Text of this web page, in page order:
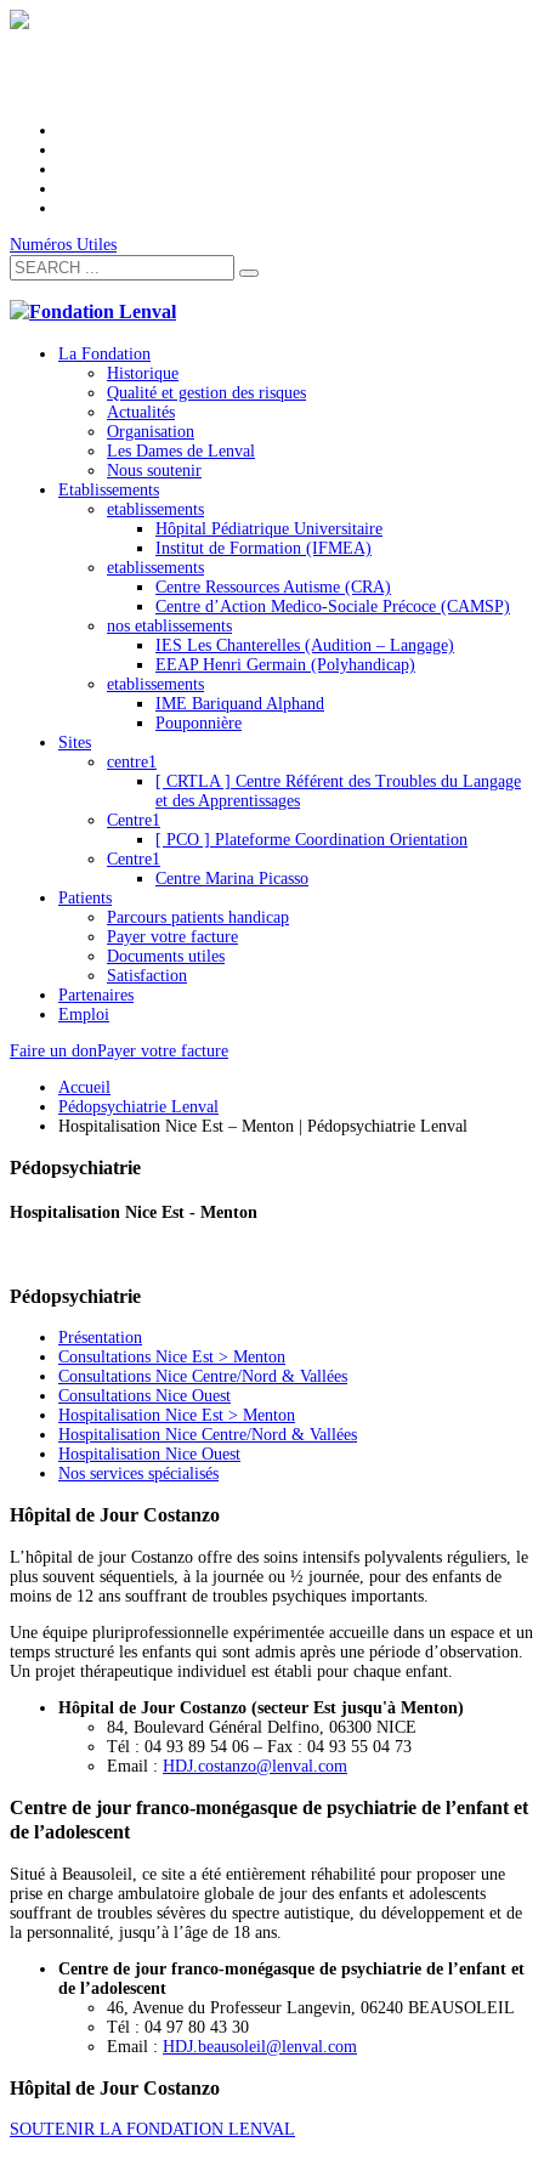
Numéros Utiles
La Fondation
Historique
Qualité et gestion des risques
Actualités
Organisation
Les Dames de Lenval
Nous soutenir
Etablissements
etablissements
Hôpital Pédiatrique Universitaire
Institut de Formation (IFMEA)
etablissements
Centre Ressources Autisme (CRA)
Centre d’Action Medico-Sociale Précoce (CAMSP)
nos etablissements
IES Les Chanterelles (Audition – Langage)
EEAP Henri Germain (Polyhandicap)
etablissements
IME Bariquand Alphand
Pouponnière
Sites
centre1
[ CRTLA ] Centre Référent des Troubles du Langage
et des Apprentissages
Centre1
[ PCO ] Plateforme Coordination Orientation
Centre1
Centre Marina Picasso
Patients
Parcours patients handicap
Payer votre facture
Documents utiles
Satisfaction
Partenaires
Emploi
Faire un donPayer votre facture
Accueil
Pédopsychiatrie Lenval
Hospitalisation Nice Est – Menton | Pédopsychiatrie Lenval
Pédopsychiatrie
Hospitalisation Nice Est - Menton
Pédopsychiatrie
Présentation
Consultations Nice Est > Menton
Consultations Nice Centre/Nord & Vallées
Consultations Nice Ouest
Hospitalisation Nice Est > Menton
Hospitalisation Nice Centre/Nord & Vallées
Hospitalisation Nice Ouest
Nos services spécialisés
Hôpital de Jour Costanzo
L’hôpital de jour Costanzo offre des soins intensifs polyvalents réguliers, le
plus souvent séquentiels, à la journée ou ½ journée, pour des enfants de
moins de 12 ans souffrant de troubles psychiques importants.
Une équipe pluriprofessionnelle expérimentée accueille dans un espace et un
temps structuré les enfants qui sont admis après une période d’observation.
Un projet thérapeutique individuel est établi pour chaque enfant.
Hôpital de Jour Costanzo (secteur Est jusqu'à Menton)
84, Boulevard Général Delfino, 06300 NICE
Tél : 04 93 89 54 06 – Fax : 04 93 55 04 73
Email : HDJ.costanzo@lenval.com
Centre de jour franco-monégasque de psychiatrie de l’enfant et
de l’adolescent
Situé à Beausoleil, ce site a été entièrement réhabilité pour proposer une
prise en charge ambulatoire globale de jour des enfants et adolescents
souffrant de troubles sévères du spectre autistique, du développement et de
la personnalité, jusqu’à l’âge de 18 ans.
Centre de jour franco-monégasque de psychiatrie de l’enfant et
de l’adolescent
46, Avenue du Professeur Langevin, 06240 BEAUSOLEIL
Tél : 04 97 80 43 30
Email : HDJ.beausoleil@lenval.com
Hôpital de Jour Costanzo
SOUTENIR LA FONDATION LENVAL